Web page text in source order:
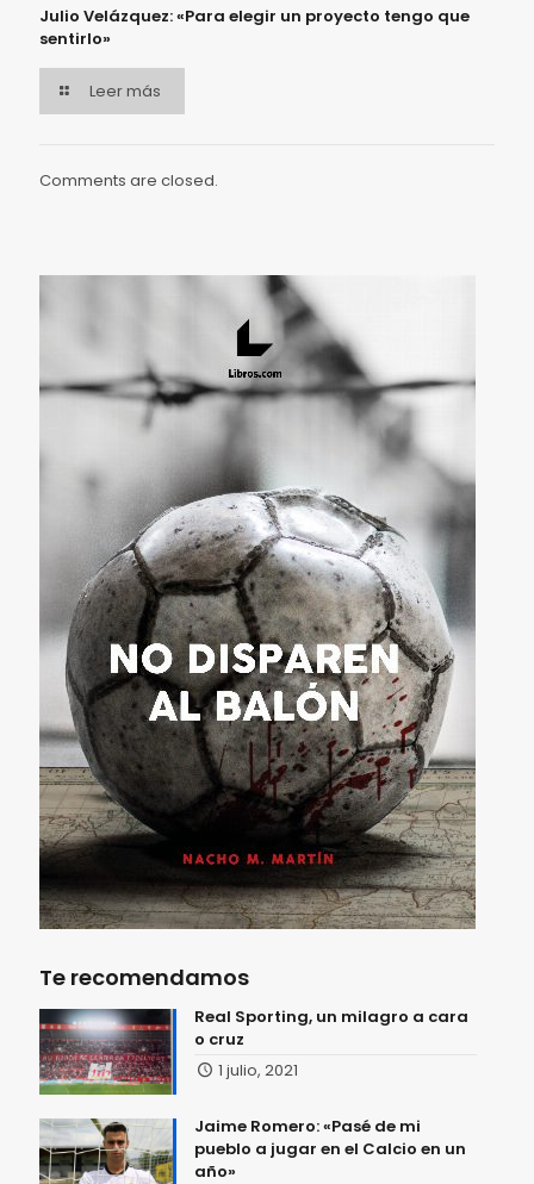
Julio Velázquez: «Para elegir un proyecto tengo que
sentirlo»
Leer más
Comments are closed.
Te recomendamos
Real Sporting, un milagro a cara
o cruz
1 julio, 2021
Jaime Romero: «Pasé de mi
pueblo a jugar en el Calcio en un
año»